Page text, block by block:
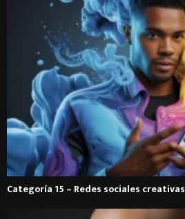
Categoría 15 – Redes sociales creativas